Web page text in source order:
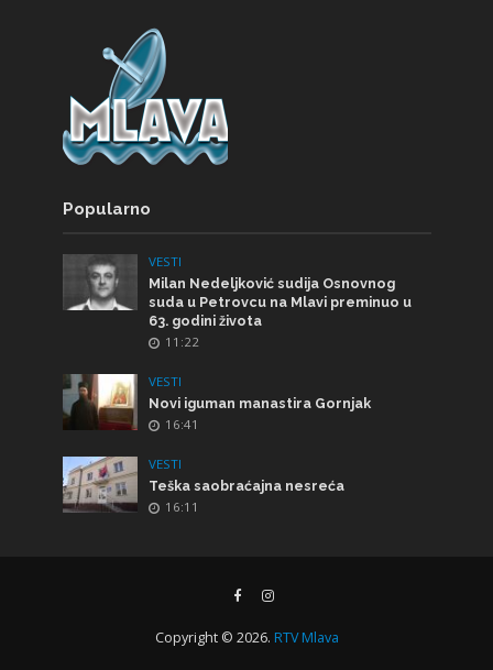
Popularno
VESTI
Milan Nedeljković sudija Osnovnog
suda u Petrovcu na Mlavi preminuo u
63. godini života
11:22
VESTI
Novi iguman manastira Gornjak
16:41
VESTI
Teška saobraćajna nesreća
16:11
Copyright © 2026. RTV Mlava